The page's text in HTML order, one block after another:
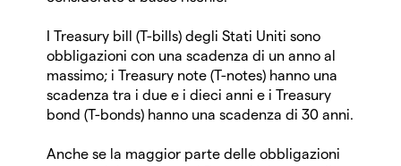
I Treasury bill (T-bills) degli Stati Uniti sono
obbligazioni con una scadenza di un anno al
massimo; i Treasury note (T-notes) hanno una
scadenza tra i due e i dieci anni e i Treasury
bond (T-bonds) hanno una scadenza di 30 anni.
Anche se la maggior parte delle obbligazioni